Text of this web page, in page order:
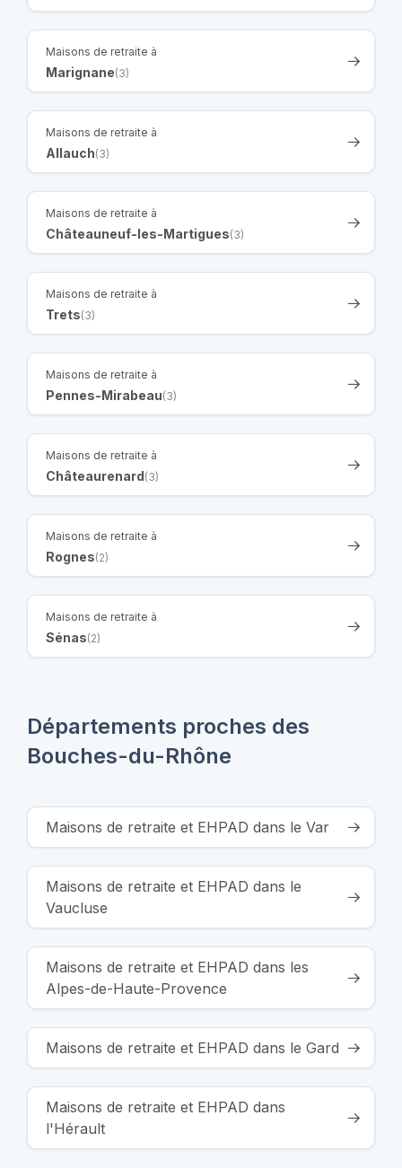
Maisons de retraite à
Marignane(3)
Maisons de retraite à
Allauch(3)
Maisons de retraite à
Châteauneuf-les-Martigues(3)
Maisons de retraite à
Trets(3)
Maisons de retraite à
Pennes-Mirabeau(3)
Maisons de retraite à
Châteaurenard(3)
Maisons de retraite à
Rognes(2)
Maisons de retraite à
Sénas(2)
Départements proches des
Bouches-du-Rhône
Maisons de retraite et EHPAD dans le Var
Maisons de retraite et EHPAD dans le
Vaucluse
Maisons de retraite et EHPAD dans les
Alpes-de-Haute-Provence
Maisons de retraite et EHPAD dans le Gard
Maisons de retraite et EHPAD dans
l'Hérault